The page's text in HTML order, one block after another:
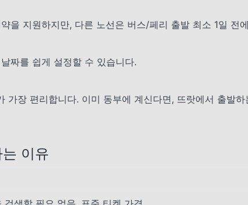
을 지원하지만, 다른 노선은 버스/페리 출발 최소 1일 전
짜를 쉽게 설정할 수 있습니다.
장 편리합니다. 이미 동부에 계신다면, 뜨랏에서 출발
이유